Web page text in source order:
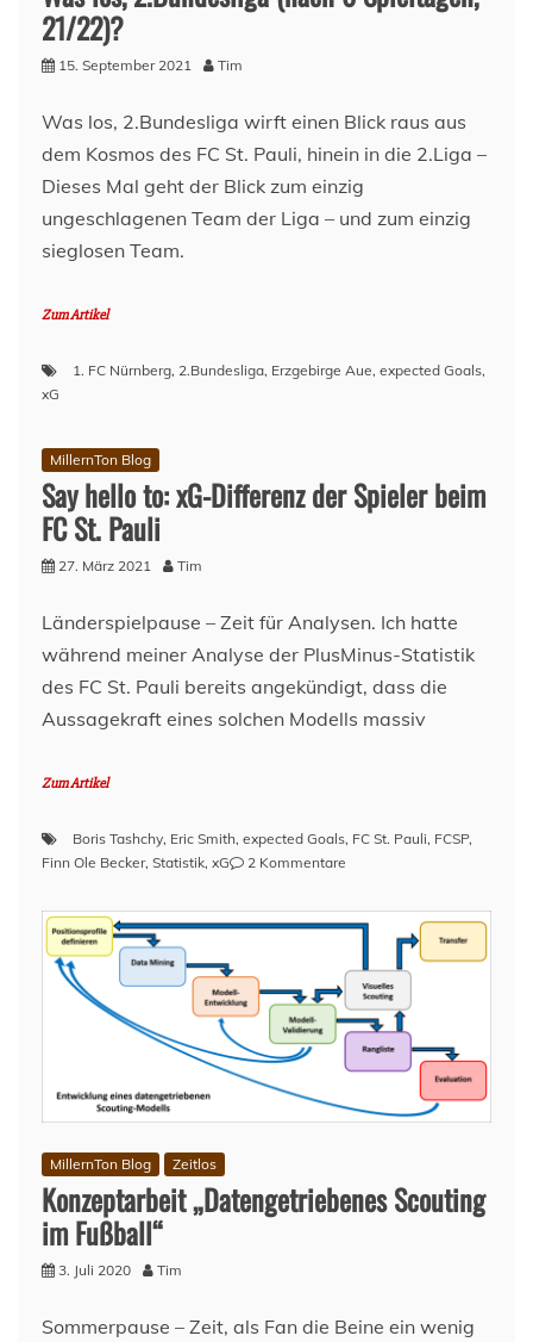
21/22)?
15. September 2021 Tim
Was los, 2.Bundesliga wirft einen Blick raus aus
dem Kosmos des FC St. Pauli, hinein in die 2.Liga –
Dieses Mal geht der Blick zum einzig
ungeschlagenen Team der Liga – und zum einzig
sieglosen Team.
Zum Artikel
1. FC Nürnberg, 2.Bundesliga, Erzgebirge Aue, expected Goals,
xG
MillernTon Blog
Say hello to: xG-Differenz der Spieler beim
FC St. Pauli
27. März 2021 Tim
Länderspielpause – Zeit für Analysen. Ich hatte
während meiner Analyse der PlusMinus-Statistik
des FC St. Pauli bereits angekündigt, dass die
Aussagekraft eines solchen Modells massiv
Zum Artikel
Boris Tashchy, Eric Smith, expected Goals, FC St. Pauli, FCSP,
Finn Ole Becker, Statistik, xG 2 Kommentare
hello
to:
Differenz
der
Spieler
beim
FC
Pauli
MillernTon Blog Zeitlos
Konzeptarbeit „Datengetriebenes Scouting
im Fußball“
3. Juli 2020 Tim
Sommerpause – Zeit, als Fan die Beine ein wenig